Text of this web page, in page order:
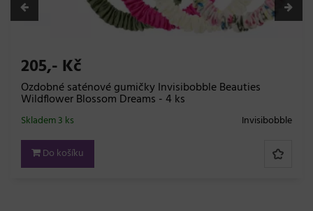
205,- Kč
Ozdobné saténové gumičky Invisibobble Beauties
Wildflower Blossom Dreams - 4 ks
Invisibobble
Skladem 3 ks
Do košíku